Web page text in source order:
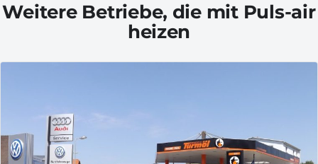
Weitere Betriebe, die mit Puls-air
heizen